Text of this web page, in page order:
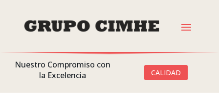
Nuestro Compromiso con
la Excelencia
CALIDAD